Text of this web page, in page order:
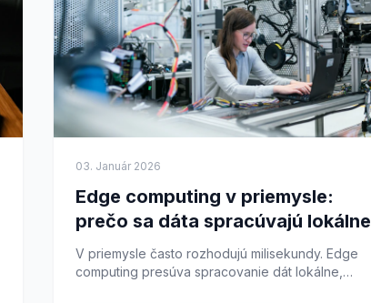
03. Január 2026
Edge computing v priemysle:
prečo sa dáta spracúvajú lokálne
V priemysle často rozhodujú milisekundy. Edge
computing presúva spracovanie dát lokálne,